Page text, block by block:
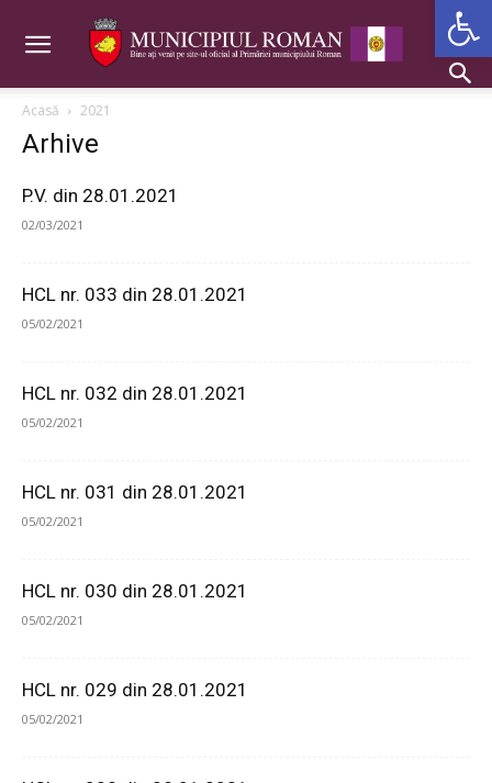
Acasă 2021
Arhive
P.V. din 28.01.2021
02/03/2021
HCL nr. 033 din 28.01.2021
05/02/2021
HCL nr. 032 din 28.01.2021
05/02/2021
HCL nr. 031 din 28.01.2021
05/02/2021
HCL nr. 030 din 28.01.2021
05/02/2021
HCL nr. 029 din 28.01.2021
05/02/2021